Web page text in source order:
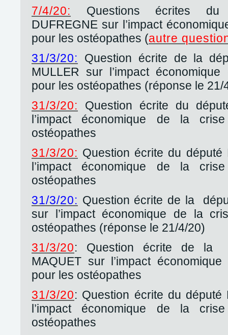
7/4/20: Questions écrites du
DUFREGNE sur l’impact
pour les ostéopathes (autre
31/3/20: Question écrite de la
MULLER sur l’impact
pour les ostéopathes (réponse le 21/
31/3/20: Question écrite du
l’impact économique de la
ostéopathes
31/3/20: Question écrite du député
l’impact économique de la
ostéopathes
31/3/20: Question écrite de la
sur l’impact économique de la
ostéopathes (réponse le 21/4/20)
31/3/20: Question écrite de la
MAQUET sur l’impact
pour les ostéopathes
31/3/20: Question écrite du député
l’impact économique de la
ostéopathes